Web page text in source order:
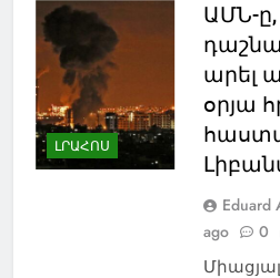
ԼՐԱՀՈՍ
ԱՄՆ-
արել
օրյա
Eduard
ago
0